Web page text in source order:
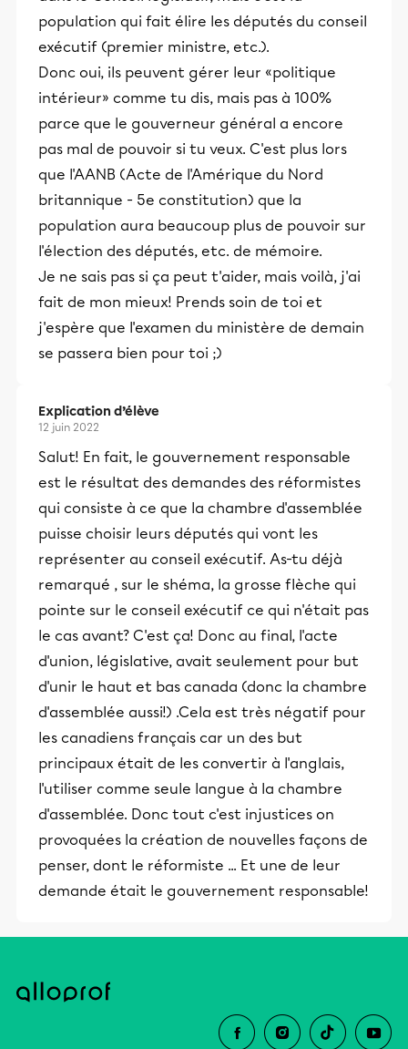
population qui fait élire les députés du conseil
exécutif (premier ministre, etc.).
Donc oui, ils peuvent gérer leur «politique
intérieur» comme tu dis, mais pas à 100%
parce que le gouverneur général a encore
pas mal de pouvoir si tu veux. C'est plus lors
que l'AANB (Acte de l'Amérique du Nord
britannique - 5e constitution) que la
population aura beaucoup plus de pouvoir sur
l'élection des députés, etc. de mémoire.
Je ne sais pas si ça peut t'aider, mais voilà, j'ai
fait de mon mieux! Prends soin de toi et
j'espère que l'examen du ministère de demain
se passera bien pour toi ;)
Explication d’élève
12 juin 2022
Salut! En fait, le gouvernement responsable
est le résultat des demandes des réformistes
qui consiste à ce que la chambre d'assemblée
puisse choisir leurs députés qui vont les
représenter au conseil exécutif. As-tu déjà
remarqué , sur le shéma, la grosse flèche qui
pointe sur le conseil exécutif ce qui n'était pas
le cas avant? C'est ça! Donc au final, l'acte
d'union, législative, avait seulement pour but
d'unir le haut et bas canada (donc la chambre
d'assemblée aussi!) .Cela est très négatif pour
les canadiens français car un des but
principaux était de les convertir à l'anglais,
l'utiliser comme seule langue à la chambre
d'assemblée. Donc tout c'est injustices on
provoquées la création de nouvelles façons de
penser, dont le réformiste ... Et une de leur
demande était le gouvernement responsable!